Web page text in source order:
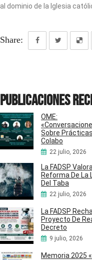
al dominio de la Iglesia
Share:
Publicaciones
OME:
Sobre Prácticas
Colabo
22 julio, 2026
La FADSP
Reforma De La
Del Taba
22 julio, 2026
La FADSP
Proyecto De
Decreto
9 julio, 2026
Memoria 2025